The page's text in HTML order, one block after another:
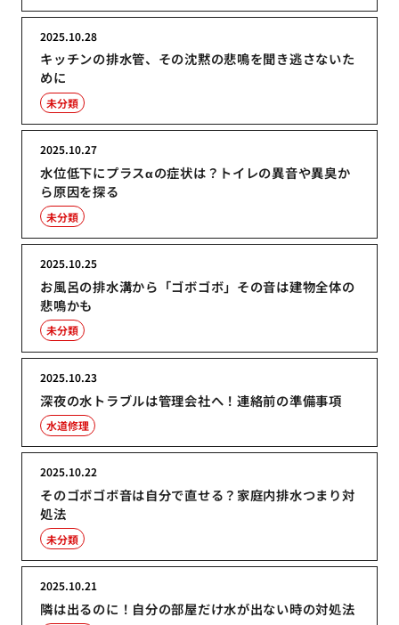
キッチンの排水管、その沈黙の悲鳴を聞き逃さないた
めに
2025.10.28
未分類
水位低下にプラスαの症状は？トイレの異音や異臭か
ら原因を探る
2025.10.27
未分類
お風呂の排水溝から「ゴボゴボ」その音は建物全体の
悲鳴かも
2025.10.25
未分類
深夜の水トラブルは管理会社へ！連絡前の準備事項
2025.10.23
水道修理
そのゴボゴボ音は自分で直せる？家庭内排水つまり対
処法
2025.10.22
未分類
隣は出るのに！自分の部屋だけ水が出ない時の対処法
2025.10.21